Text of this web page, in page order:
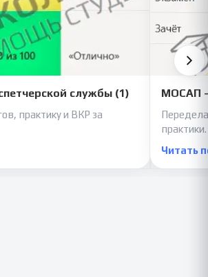
службы (1)
практику и ВКР за
МОСАП
практики.
Читать